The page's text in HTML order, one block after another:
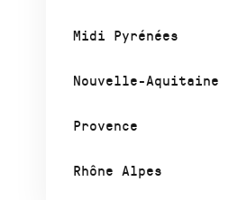
Midi Pyrénées
Nouvelle-Aquitaine
Provence
Rhône Alpes